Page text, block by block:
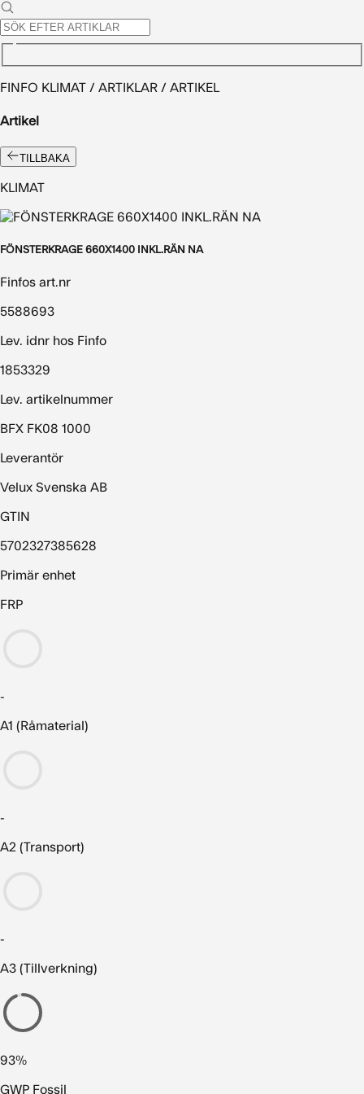
FINFO KLIMAT / ARTIKLAR / ARTIKEL
Artikel
TILLBAKA
KLIMAT
FÖNSTERKRAGE 660X1400 INKL.RÄN NA
Finfos art.nr
5588693
Lev. idnr hos Finfo
1853329
Lev. artikelnummer
BFX FK08 1000
Leverantör
Velux Svenska AB
GTIN
5702327385628
Primär enhet
FRP
-
A1 (Råmaterial)
-
A2 (Transport)
-
A3 (Tillverkning)
93%
GWP Fossil